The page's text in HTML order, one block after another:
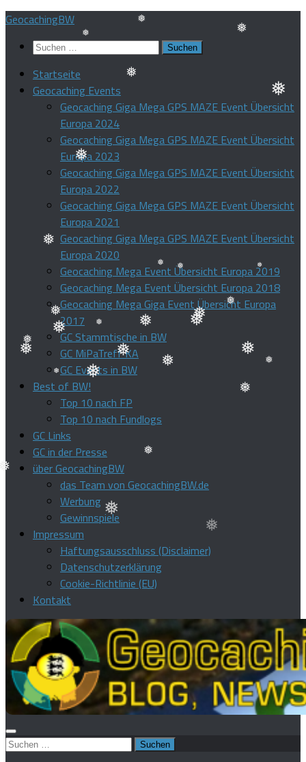
❅
❅
❅
❅
❅
❅
❅
❅
❅
❅
❅
❅
❅
❅
❅
Zum
springen
GeocachingBW
Suchen
Startseite
Geocaching Events
Geocaching Giga Mega GPS MAZE Event Übersicht
Europa 2024
Geocaching Giga Mega GPS MAZE Event Übersicht
Europa 2023
Geocaching Giga Mega GPS MAZE Event Übersicht
Europa 2022
Geocaching Giga Mega GPS MAZE Event Übersicht
Europa 2021
Geocaching Giga Mega GPS MAZE Event Übersicht
Europa 2020
Geocaching Mega Event Übersicht Europa 2019
Geocaching Mega Event Übersicht Europa 2018
Geocaching Mega Giga Event Übersicht Europa
2017
GC Stammtische in BW
GC MiPaTreff KA
GC Events in BW
Best of BW!
Top 10 nach FP
Top 10 nach Fundlogs
GC Links
GC in der Presse
über GeocachingBW
das Team von GeocachingBW.de
Werbung
Gewinnspiele
Impressum
Haftungsausschluss (Disclaimer)
Datenschutzerklärung
Cookie-Richtlinie (EU)
Kontakt
Suchen